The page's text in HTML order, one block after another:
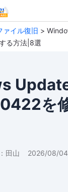
ァイル復旧 >
る方法|8選
を
田山 2026/08/04